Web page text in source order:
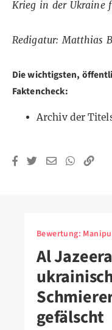
Krieg in der Ukraine
Redigatur: Matthias
Die wichtigsten,
Faktencheck:
Archiv der
Bewertung:
Al
gefälscht